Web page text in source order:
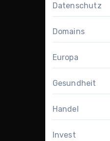
Datenschutz
Domains
Europa
Gesundheit
Handel
Invest